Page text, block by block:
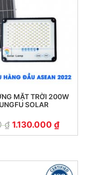
MẶT TRỜI 200W
CHÓI KUNGFU SOLAR
₫ 1.130.000 ₫